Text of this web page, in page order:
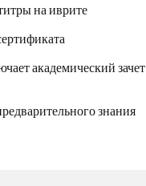
на иврите
академический зачет
знания